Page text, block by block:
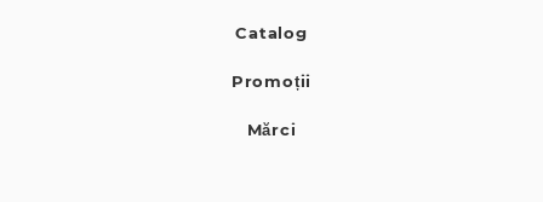
Catalog
Promoții
Mărci